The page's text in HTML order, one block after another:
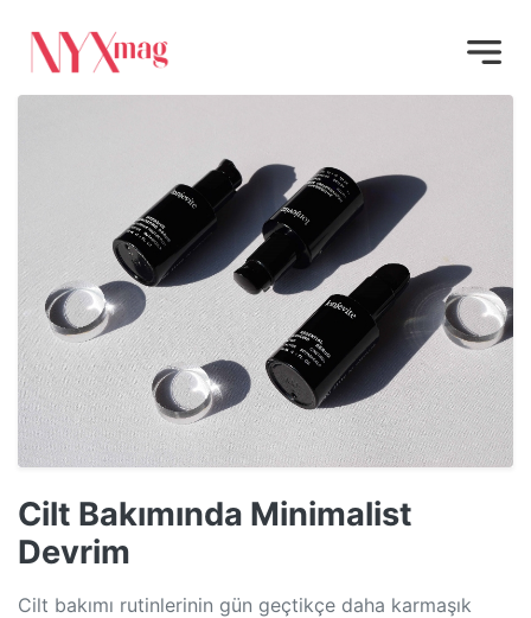
Cilt Bakımında Minimalist
Devrim
Cilt bakımı rutinlerinin gün geçtikçe daha karmaşık